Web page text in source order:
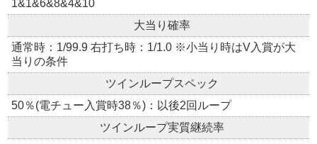
1&1&6&8&4&10
大当り確率
通常時：1/99.9 右打ち時：1/1.0 ※小当り時はV入賞が大
当りの条件
ツインループスペック
50％(電チュー入賞時38％)：以後2回ループ
ツインループ実質継続率